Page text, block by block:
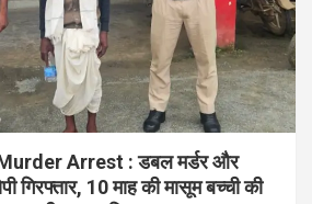
Arrest : डबल मर्डर और
गिरफ्तार, 10 माह की मासूम बच्ची की